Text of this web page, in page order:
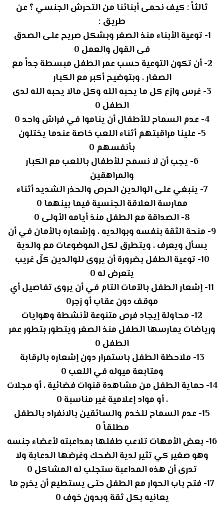
ثالثاً : كيف نحمى أبنائنا من التحرش الجنسي ؟ عن
طريق :
1- توعية الأبناء منذ الصغر وبشكل صريح على الصدق
فى القول والعمل 0
2- أن تكون التوعية حسب عمر الطفل مبسطة جداً مع
الصغار ، وبتوضيح أكبر مع الكبار
3- غرس وازع كل ما يحبه الله وكل مالا يحبه الله لدى
الطفل 0
4- عدم السماح للأطفال أن يناموا في فراش واحد 0
5- علينا مراقبتهم أثناء اللعب خاصة عندما يختلون
بأنفسهم 0
6- يجب أن لا نسمح للأطفال باللعب مع الكبار
والمراهقين
7- ينبغي على الوالدين الحرص والحذر الشديد أثناء
ممارسة العلاقة الجنسية فيما بينهما 0
8- الصداقة مع الطفل منذ أيامه الأولى 0
9- منحة الثقة بنفسه وبوالديه ، وإشعاره بالأمان في أن
يسأل ويعرف ، ويتطرق لكل الموضوعات مع والدية
10- توعية الطفل بضرورة أن يروى للوالدين كلٌ غريب
يتعرض له 0
11- إشعار الطفل بالآمات التام في أن يروى تفاصيل أي
موقف دون عقاب أو زجر0
12- محاولة إيجاد فرص متنوعة لأنشطة وهوايات
ورياضات يمارسها الطفل منذ الصغر ويتطور بتطور عمر
الطفل 0
13- ملاحظة الطفل باستمرار دون إشعاره بالرقابة
ومتابعة ميوله في اللعب 0
14- حماية الطفل من مشاهدة قنوات فضائية ، أو مجلات
، أو مواد إعلامية غير مناسبة 0
15- عدم السماح للخدم والسائقين بالانفراد بالطفل
مطلقاً 0
16- بعض الأمهات تلاعب طفلها بمداعبته لأعضاء جنسه
وهو صغير كي تثير لدية الضحك وغرضها الدعابة ولا
تدرى أن هذه المداعبة ستجلب له المشاكل 0
17- فتح باب الحوار مع الطفل حتى يستطيع أن يخرج ما
يعانيه بكل ثقة وبدون خوف 0